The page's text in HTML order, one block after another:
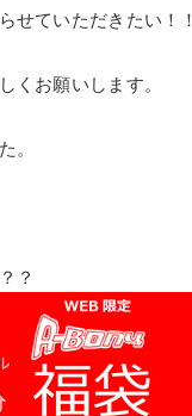
せていただきたい！！
くお願いします。
。
？